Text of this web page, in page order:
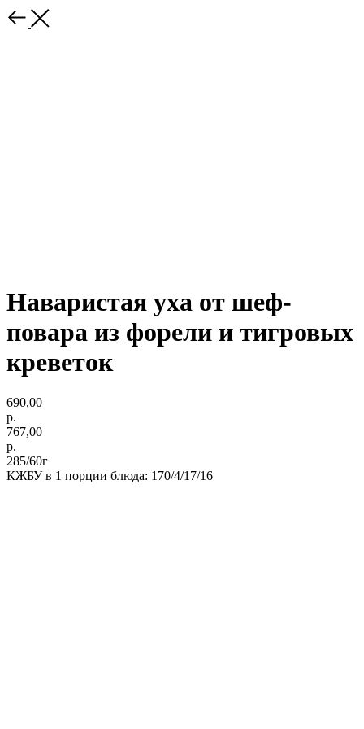
Наваристая уха от шеф-
повара из форели и тигровых
креветок
690,00
р.
767,00
р.
285/60г
КЖБУ в 1 порции блюда: 170/4/17/16